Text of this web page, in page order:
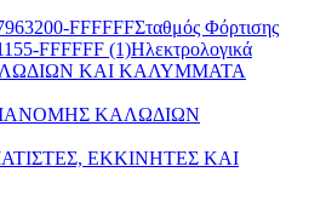
Σταθμός Φόρτισης
Ηλεκτρολογικά
ΚΑΙ ΚΑΛΥΜΜΑΤΑ
ΚΑΛΩΔΙΩΝ
ΕΚΚΙΝΗΤΕΣ ΚΑΙ